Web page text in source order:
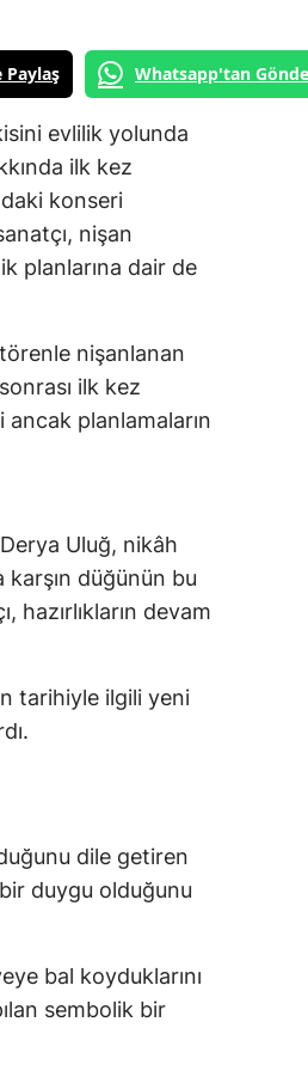
Paylaş Whatsapp'tan
evlilik yolunda
ilk kez
konseri
nişan
planlarına dair de
nişanlanan
ilk kez
planlamaların
Uluğ, nikâh
düğünün bu
hazırlıkların devam
tarihiyle ilgili yeni
dile getiren
bir duygu olduğunu
bal koyduklarını
sembolik bir